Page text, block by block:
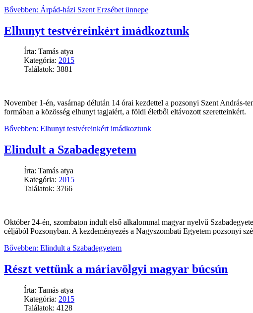
Bővebben: Árpád-házi Szent Erzsébet ünnepe
Elhunyt testvéreinkért imádkoztunk
Írta: Tamás atya
Kategória: 2015
Találatok: 3881
November 1-én, vasárnap délután 14 órai kezdettel a pozsonyi Szent
formában a közösség elhunyt tagjaiért, a földi életből eltávozott szeretteinkért.
Bővebben: Elhunyt testvéreinkért imádkoztunk
Elindult a Szabadegyetem
Írta: Tamás atya
Kategória: 2015
Találatok: 3766
Október 24-én, szombaton indult első alkalommal magyar nyelvű
céljából Pozsonyban. A kezdeményezés a Nagyszombati Egyetem pozsonyi
Bővebben: Elindult a Szabadegyetem
Részt vettünk a máriavölgyi magyar búcsún
Írta: Tamás atya
Kategória: 2015
Találatok: 4128